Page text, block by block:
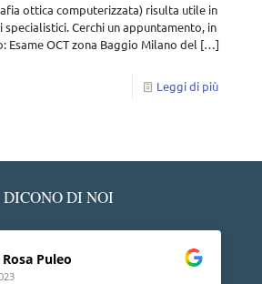
ottica computerizzata) risulta utile in
Cerchi un appuntamento, in
Esame OCT zona Baggio Milano del […]
Leggi di più
DICONO DI NOI
Puleo